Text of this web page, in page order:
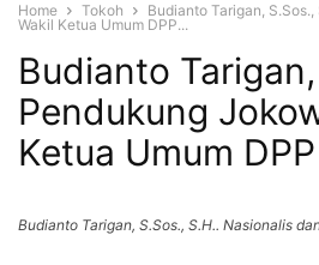
Home Tokoh
Budianto Tarigan,
Wakil Ketua Umum DPP...
Budianto
Pendukung
Ketua Umum
Budianto Tarigan, S.Sos., S.H.. Nasionalis